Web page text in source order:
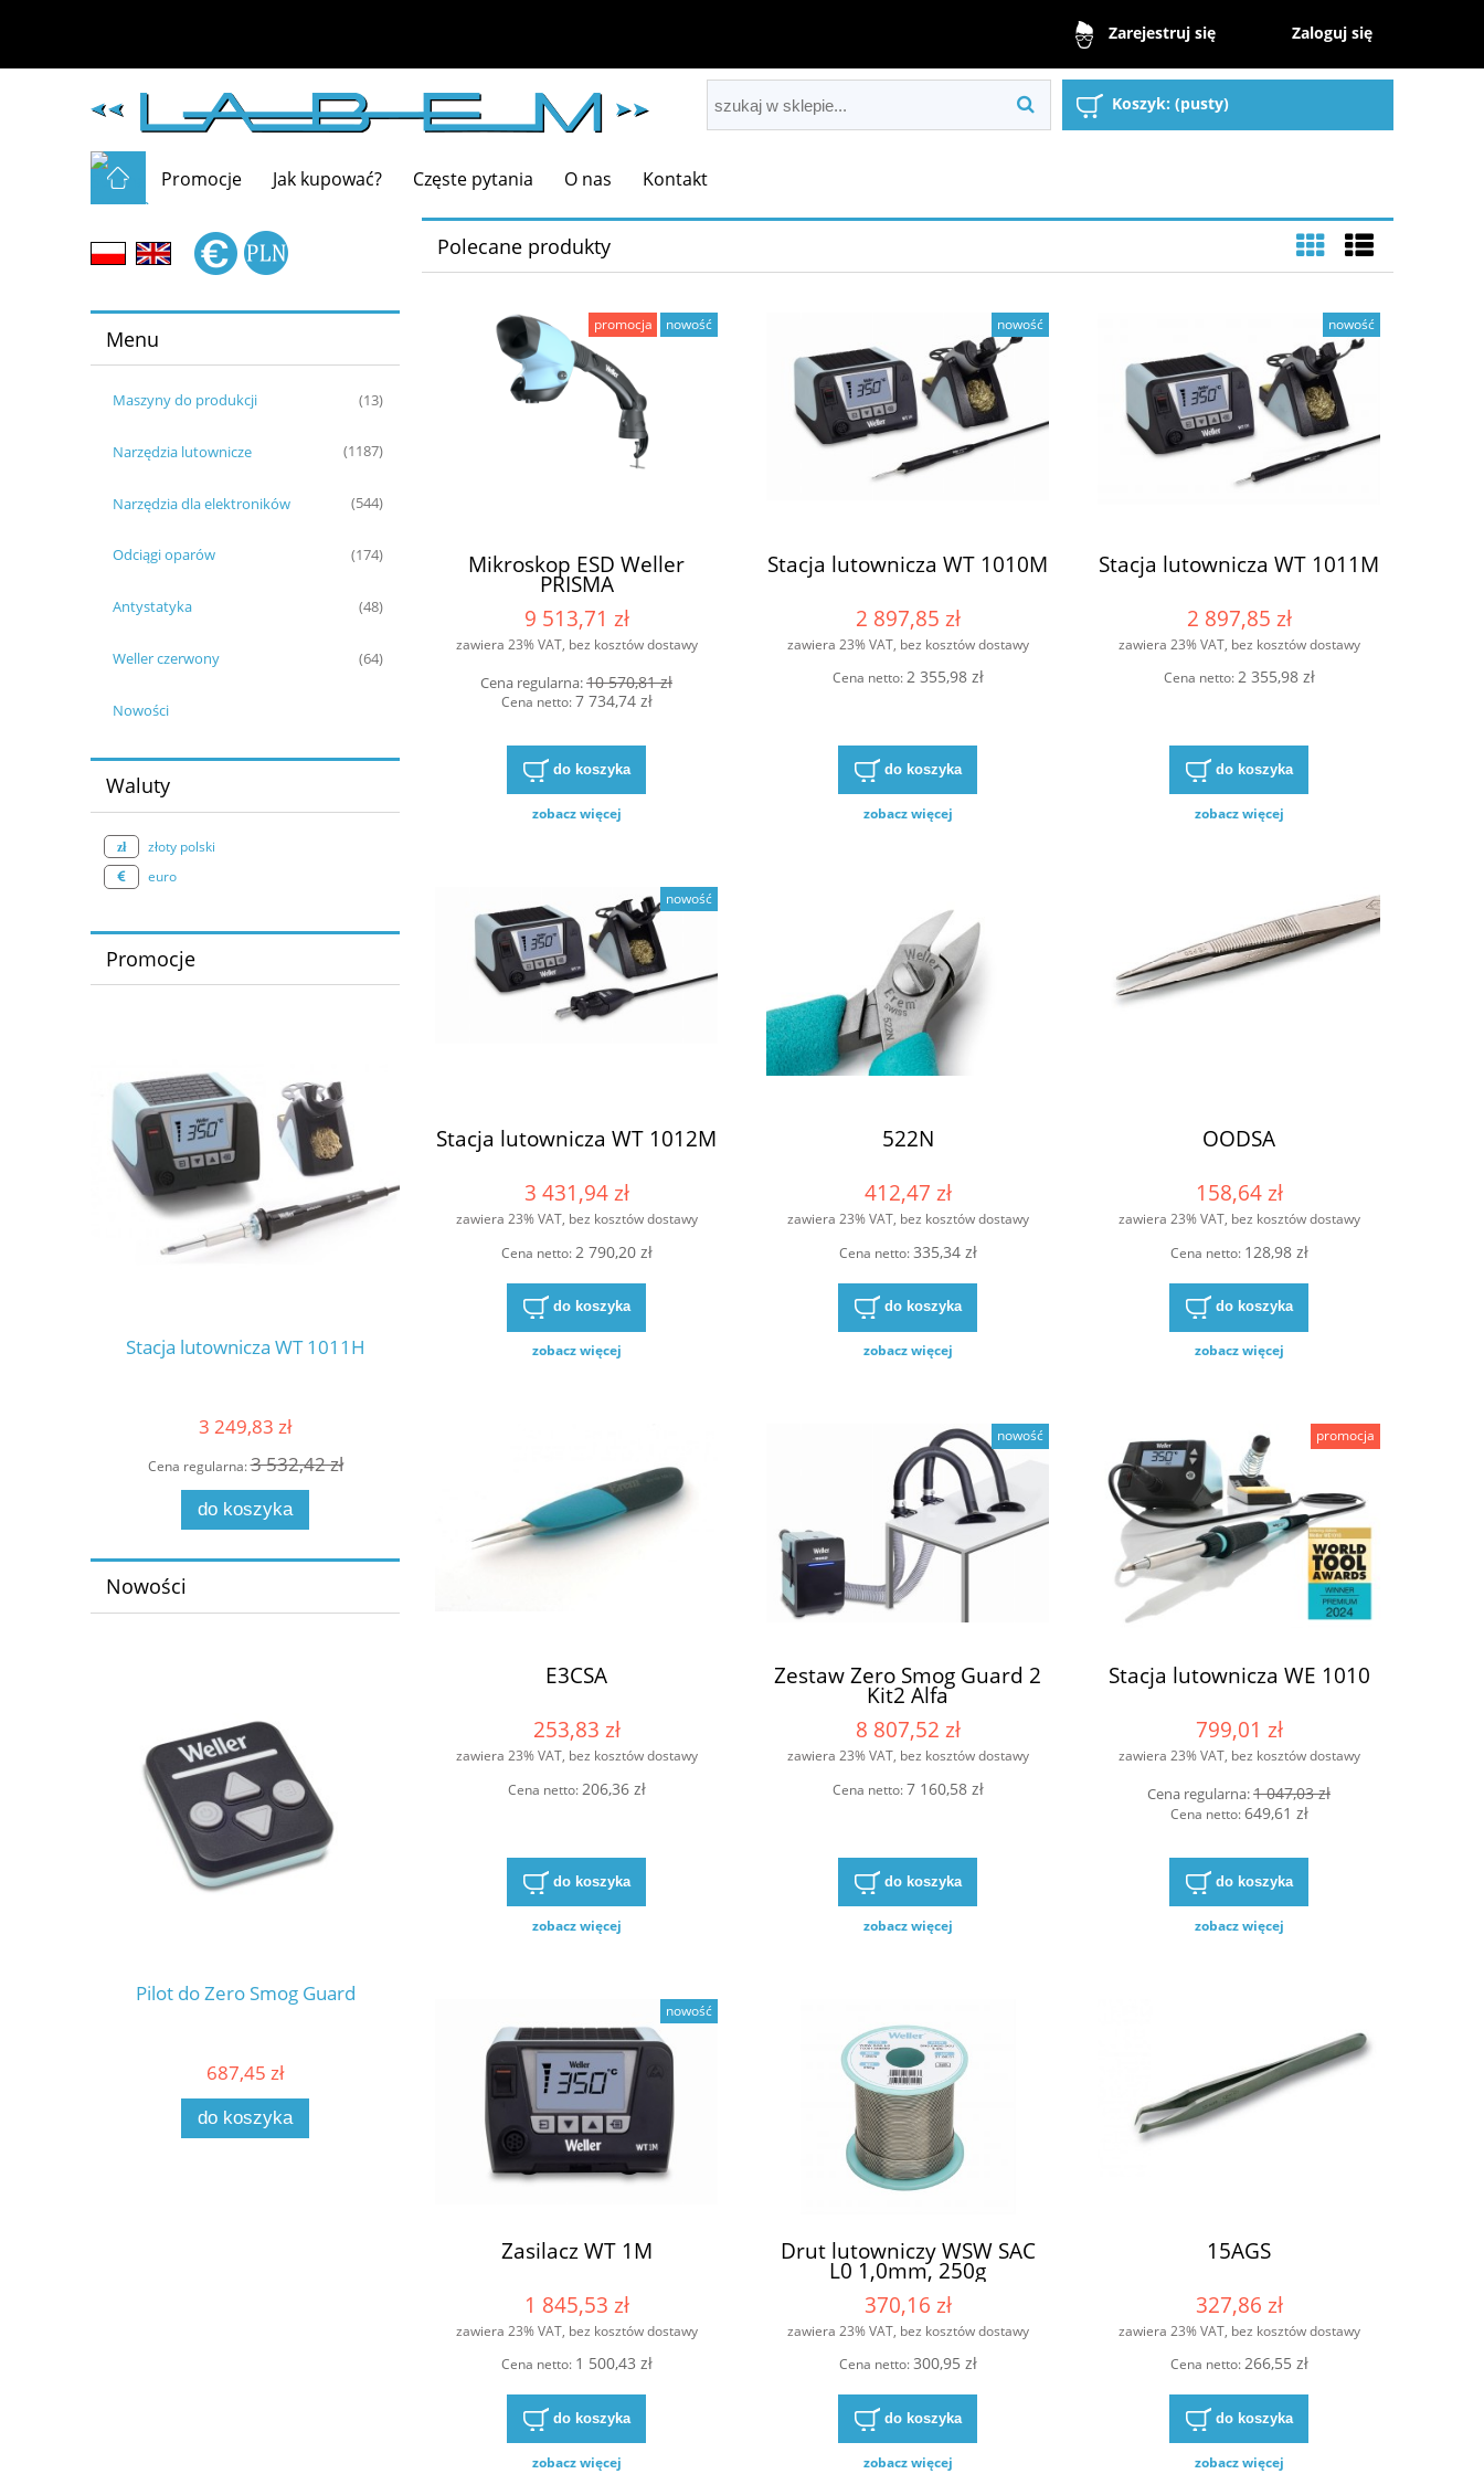
Zarejestruj się Zaloguj się
Koszyk: (pusty)
Promocje Jak kupować? Częste pytania O nas Kontakt
Menu
Maszyny do produkcji (13)
Narzędzia lutownicze (1187)
Narzędzia dla elektroników (544)
Odciągi oparów (174)
Antystatyka (48)
Weller czerwony (64)
Nowości
Waluty
złoty polski
euro
Promocje
Stacja lutownicza WT 1011H
3 249,83 zł
Cena regularna:3 532,42 zł
do koszyka
Stacja lutownicza WT 1010H
3 077,64 zł
do koszyka
Stacja lutownicza WT 1013
2 369,05 zł
do koszyka
Stacja lutownicza WT 1012
Cena regularna:2 369,05 zł
do koszyka
Nowości
Pilot do Zero Smog Guard
687,45 zł
do koszyka
9 513,71 zł
Cena regularna: 10 570,81 zł
do koszyka
5 282,76 zł
do koszyka
Cena regularna:5 018,36 zł
do koszyka
Polecane produkty
Mikroskop ESD Weller
PRISMA
9 513,71 zł
zawiera 23% VAT, bez kosztów dostawy
Cena regularna:10 570,81 zł
Cena netto:7 734,74 zł
do koszyka
zobacz więcej
promocja nowość
Stacja lutownicza WT 1010M
2 897,85 zł
zawiera 23% VAT, bez kosztów dostawy
Cena netto:2 355,98 zł
do koszyka
zobacz więcej
nowość
Stacja lutownicza WT 1011M
2 897,85 zł
zawiera 23% VAT, bez kosztów dostawy
Cena netto:2 355,98 zł
do koszyka
zobacz więcej
nowość
Stacja lutownicza WT 1012M
3 431,94 zł
zawiera 23% VAT, bez kosztów dostawy
Cena netto: 2 790,20 zł
do koszyka
zobacz więcej
nowość
522N
412,47 zł
zawiera 23% VAT, bez kosztów dostawy
Cena netto:335,34 zł
do koszyka
zobacz więcej
OODSA
158,64 zł
zawiera 23% VAT, bez kosztów dostawy
Cena netto: 128,98 zł
do koszyka
zobacz więcej
E3CSA
253,83 zł
zawiera 23% VAT, bez kosztów dostawy
Cena netto:206,36 zł
do koszyka
zobacz więcej
Zestaw Zero Smog Guard 2
Kit2 Alfa
8 807,52 zł
zawiera 23% VAT, bez kosztów dostawy
Cena netto:7 160,58 zł
do koszyka
zobacz więcej
nowość
Stacja lutownicza WE 1010
799,01 zł
zawiera 23% VAT, bez kosztów dostawy
Cena regularna:1 047,03 zł
Cena netto:649,61 zł
do koszyka
zobacz więcej
promocja
Zasilacz WT 1M
1 845,53 zł
zawiera 23% VAT, bez kosztów dostawy
Cena netto: 1 500,43 zł
do koszyka
zobacz więcej
nowość
Drut lutowniczy WSW SAC
L0 1,0mm, 250g
370,16 zł
zawiera 23% VAT, bez kosztów dostawy
Cena netto:300,95 zł
do koszyka
zobacz więcej
15AGS
327,86 zł
zawiera 23% VAT, bez kosztów dostawy
Cena netto:266,55 zł
do koszyka
zobacz więcej